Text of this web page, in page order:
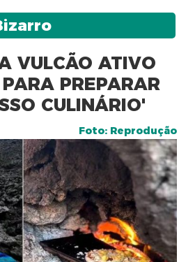
VULCÃO ATIVO
PREPARAR
CULINÁRIO'
Foto: Reprodução